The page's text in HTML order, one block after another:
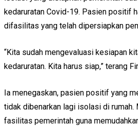
kedaruratan Covid-19. Pasien positif
difasilitas yang telah dipersiapkan
“Kita sudah mengevaluasi kesiapan
kedaruratan. Kita harus siap,” terang
Ia menegaskan, pasien positif yang
tidak dibenarkan lagi isolasi di
fasilitas pemerintah guna